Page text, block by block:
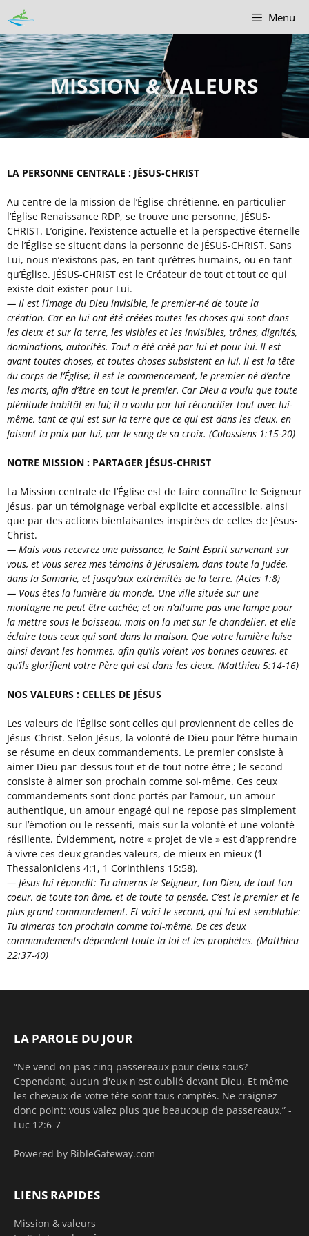
Menu
MISSION&VALEURS
LA PERSONNE CENTRALE : JÉSUS-CHRIST
Au centre de la mission de l’Église chrétienne, en particulier
l’Église Renaissance RDP, se trouve une personne, JÉSUS-
CHRIST. L’origine, l’existence actuelle et la perspective éternelle
de l’Église se situent dans la personne de JÉSUS-CHRIST. Sans
Lui, nous n’existons pas, en tant qu’êtres humains, ou en tant
qu’Église. JÉSUS-CHRIST est le Créateur de tout et tout ce qui
existe doit exister pour Lui.
— Il est l’image du Dieu invisible, le premier-né de toute la
création. Car en lui ont été créées toutes les choses qui sont dans
les cieux et sur la terre, les visibles et les invisibles, trônes, dignités,
dominations, autorités. Tout a été créé par lui et pour lui. Il est
avant toutes choses, et toutes choses subsistent en lui. Il est la tête
du corps de l’Église; il est le commencement, le premier-né d’entre
les morts, afin d’être en tout le premier. Car Dieu a voulu que toute
plénitude habitât en lui; il a voulu par lui réconcilier tout avec lui-
même, tant ce qui est sur la terre que ce qui est dans les cieux, en
faisant la paix par lui, par le sang de sa croix. (Colossiens 1:15-20)
NOTRE MISSION : PARTAGER JÉSUS-CHRIST
La Mission centrale de l’Église est de faire connaître le Seigneur
Jésus, par un témoignage verbal explicite et accessible, ainsi
que par des actions bienfaisantes inspirées de celles de Jésus-
Christ.
— Mais vous recevrez une puissance, le Saint Esprit survenant sur
vous, et vous serez mes témoins à Jérusalem, dans toute la Judée,
dans la Samarie, et jusqu’aux extrémités de la terre. (Actes 1:8)
— Vous êtes la lumière du monde. Une ville située sur une
montagne ne peut être cachée; et on n’allume pas une lampe pour
la mettre sous le boisseau, mais on la met sur le chandelier, et elle
éclaire tous ceux qui sont dans la maison. Que votre lumière luise
ainsi devant les hommes, afin qu’ils voient vos bonnes oeuvres, et
qu’ils glorifient votre Père qui est dans les cieux. (Matthieu 5:14-16)
NOS VALEURS : CELLES DE JÉSUS
Les valeurs de l’Église sont celles qui proviennent de celles de
Jésus-Christ. Selon Jésus, la volonté de Dieu pour l’être humain
se résume en deux commandements. Le premier consiste à
aimer Dieu par-dessus tout et de tout notre être ; le second
consiste à aimer son prochain comme soi-même. Ces ceux
commandements sont donc portés par l’amour, un amour
authentique, un amour engagé qui ne repose pas simplement
sur l’émotion ou le ressenti, mais sur la volonté et une volonté
résiliente. Évidemment, notre « projet de vie » est d’apprendre
à vivre ces deux grandes valeurs, de mieux en mieux (1
Thessaloniciens 4:1, 1 Corinthiens 15:58).
— Jésus lui répondit: Tu aimeras le Seigneur, ton Dieu, de tout ton
coeur, de toute ton âme, et de toute ta pensée. C’est le premier et le
plus grand commandement. Et voici le second, qui lui est semblable:
Tu aimeras ton prochain comme toi-même. De ces deux
commandements dépendent toute la loi et les prophètes. (Matthieu
22:37-40)
LA PAROLE DU JOUR
“Ne vend-on pas cinq passereaux pour deux sous?
Cependant, aucun d'eux n'est oublié devant Dieu. Et même
les cheveux de votre tête sont tous comptés. Ne craignez
donc point: vous valez plus que beaucoup de passereaux.” -
Luc 12:6-7
Powered by BibleGateway.com
LIENS RAPIDES
Mission & valeurs